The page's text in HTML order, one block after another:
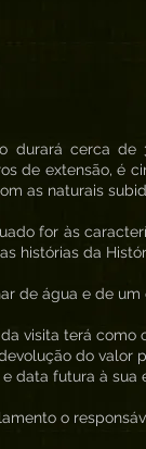
cerca de
de extensão, é
as naturais
for às
histórias da
de água e de um
visita terá como
do valor
futura à sua
o